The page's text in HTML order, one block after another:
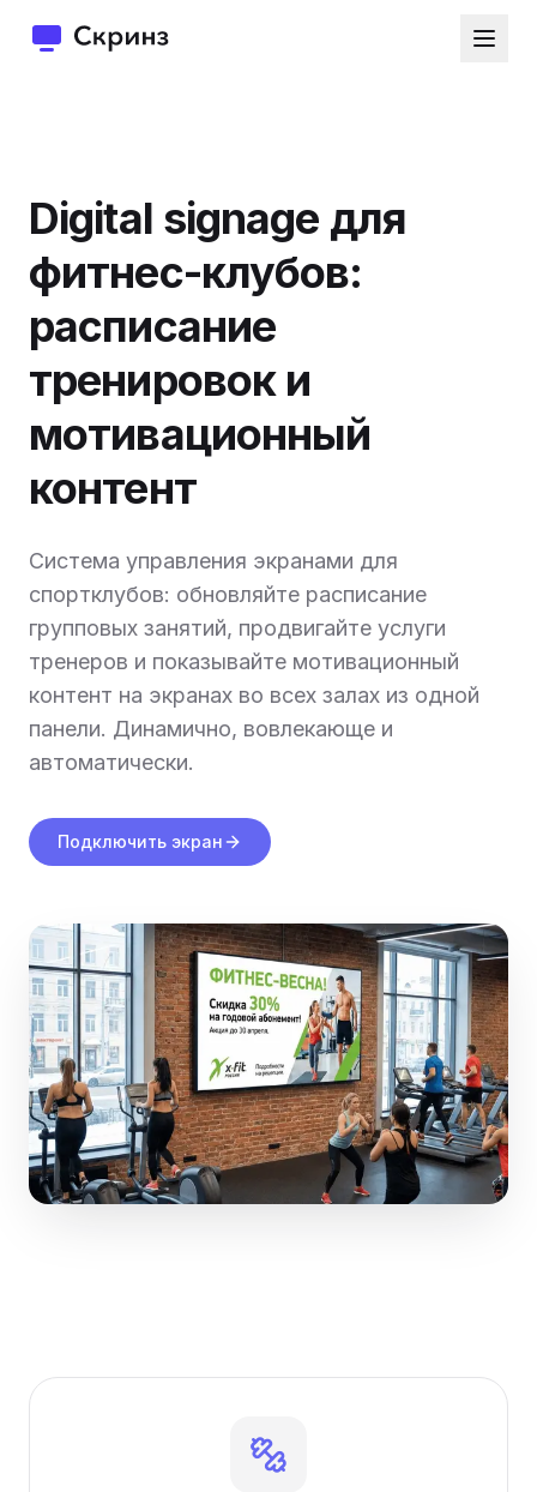
Digital signage для
фитнес-клубов:
расписание
тренировок и
мотивационный
контент
Система управления экранами для
спортклубов: обновляйте расписание
групповых занятий, продвигайте услуги
тренеров и показывайте мотивационный
контент на экранах во всех залах из одной
панели. Динамично, вовлекающе и
автоматически.
Подключить экран